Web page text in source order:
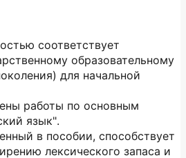
соответствует
образовательному
для начальной
работы по основным
язык".
в пособии, способствует
лексического запаса и